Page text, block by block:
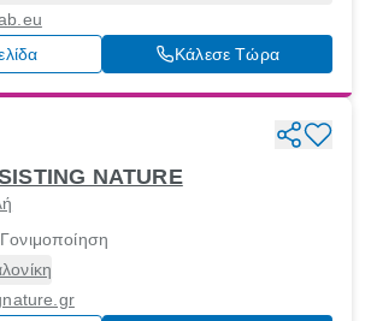
Θεσσαλονίκη, 55134
Κάλεσε Τώρα
NATURE